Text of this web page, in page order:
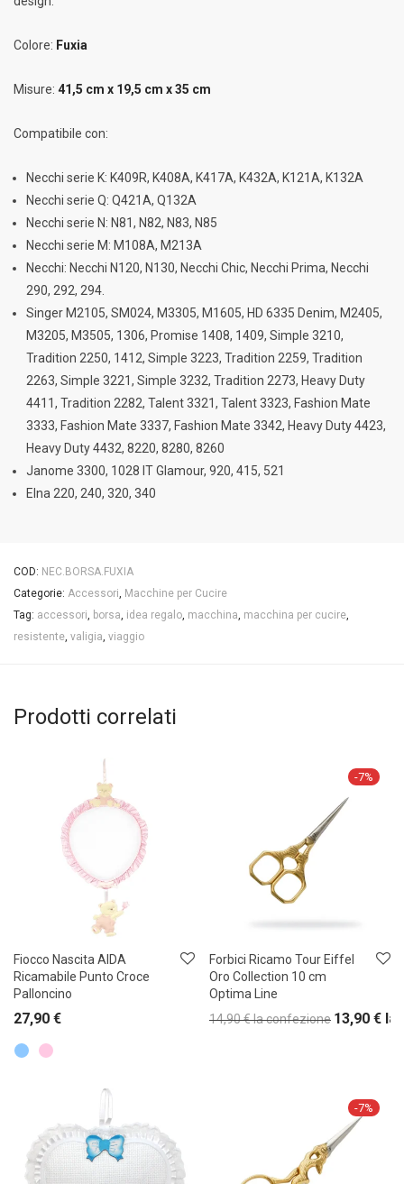
Colore: Fuxia
Misure: 41,5 cm x 19,5 cm x 35 cm
Compatibile con:
Necchi serie K: K409R, K408A, K417A, K432A, K121A, K132A
Necchi serie Q: Q421A, Q132A
Necchi serie N: N81, N82, N83, N85
Necchi serie M: M108A, M213A
Necchi: Necchi N120, N130, Necchi Chic, Necchi Prima, Necchi
290, 292, 294.
Singer M2105, SM024, M3305, M1605, HD 6335 Denim, M2405,
M3205, M3505, 1306, Promise 1408, 1409, Simple 3210,
Tradition 2250, 1412, Simple 3223, Tradition 2259, Tradition
2263, Simple 3221, Simple 3232, Tradition 2273, Heavy Duty
4411, Tradition 2282, Talent 3321, Talent 3323, Fashion Mate
3333, Fashion Mate 3337, Fashion Mate 3342, Heavy Duty 4423,
Heavy Duty 4432, 8220, 8280, 8260
Janome 3300, 1028 IT Glamour, 920, 415, 521
Elna 220, 240, 320, 340
COD: NEC.BORSA.FUXIA
Categorie: Accessori Macchine per Cucire
Tag: accessori borsa idea regalo macchina macchina per cucire
resistente valigia viaggio
Prodotti correlati
Fiocco Nascita AIDA
Ricamabile Punto Croce
Palloncino
27,90 €
-7%
Forbici Ricamo Tour Eiffel
Oro Collection 10 cm
Optima Line
14,90€la confezione 13,90 € la
-7%